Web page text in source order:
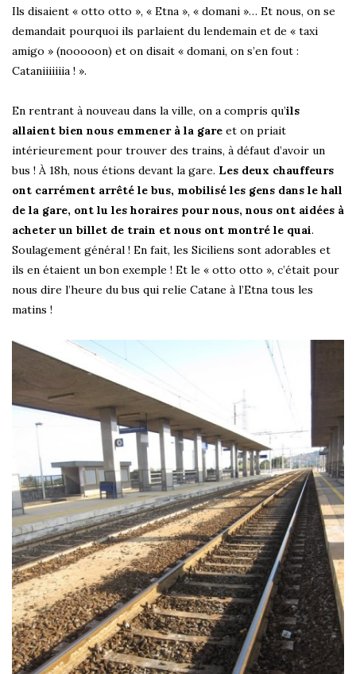
Ils disaient « otto otto », « Etna », « domani »… Et nous, on se
demandait pourquoi ils parlaient du lendemain et de « taxi
amigo » (nooooon) et on disait « domani, on s’en fout :
Cataniiiiiiia ! ».
En rentrant à nouveau dans la ville, on a compris qu’ils
allaient bien nous emmener à la gare et on priait
intérieurement pour trouver des trains, à défaut d’avoir un
bus ! À 18h, nous étions devant la gare. Les deux chauffeurs
ont carrément arrêté le bus, mobilisé les gens dans le hall
de la gare, ont lu les horaires pour nous, nous ont aidées à
acheter un billet de train et nous ont montré le quai.
Soulagement général ! En fait, les Siciliens sont adorables et
ils en étaient un bon exemple ! Et le « otto otto », c’était pour
nous dire l’heure du bus qui relie Catane à l’Etna tous les
matins !